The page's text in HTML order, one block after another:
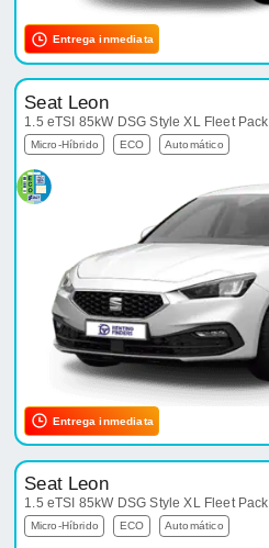
Entrega inmediata
Seat Leon
1.5 eTSI 85kW DSG Style XL Fleet Pack
Micro-Híbrido ECO Automático
Entrega inmediata
Seat Leon
1.5 eTSI 85kW DSG Style XL Fleet Pack
Micro-Híbrido ECO Automático